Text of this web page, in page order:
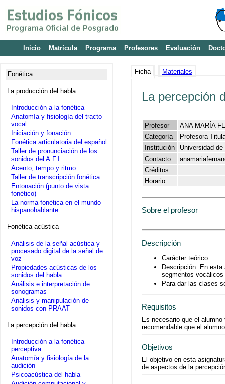
Inicio Matrícula Programa Profesores Evaluación
Fonética
La producción del habla
Introducción a la fonética
Anatomía y fisiología del tracto
vocal
Iniciación y fonación
Fonética articulatoria del español
Taller de pronunciación de los
sonidos del A.F.I.
Acento, tempo y ritmo
Taller de transcripción fonética
Entonación (punto de vista
fonético)
La norma fonética en el mundo
hispanohablante
Fonética acústica
Análisis de la señal acústica y
procesado digital de la señal de
voz
Propiedades acústicas de los
sonidos del habla
Análisis e interpretación de
sonogramas
Análisis y manipulación de
sonidos con PRAAT
La percepción del habla
Introducción a la fonética
perceptiva
Anatomía y fisiología de la
audición
Psicoacústica del habla
Ficha Materiales
La percepción
Profesor
ANA MARÍA
Categoría
Profesora
Institución
Universidad
Contacto
Créditos
Horario
Sobre el profesor
Descripción
Carácter teórico.
Descripción: En esta
segmentos
Para dar las clases
Requisitos
Es necesario que el
recomendable que el
Objetivos
El objetivo en esta
de aspectos de la